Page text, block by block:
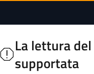
|
La lettura
supportata